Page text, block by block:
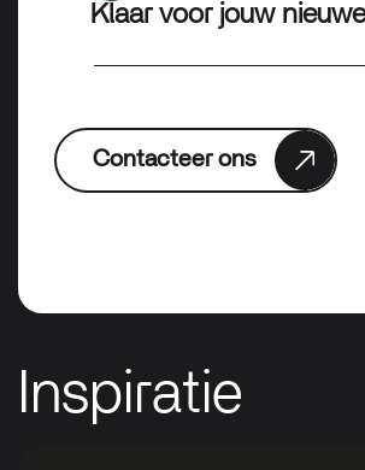
Klaar voor jouw
Contacteer ons
Inspiratie